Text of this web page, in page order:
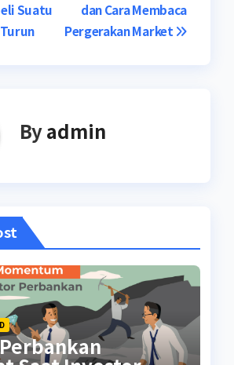
dan Cara Membaca
Pergerakan Market
Suatu
Byadmin